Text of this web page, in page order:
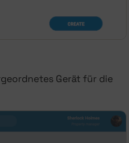
Gerät für die